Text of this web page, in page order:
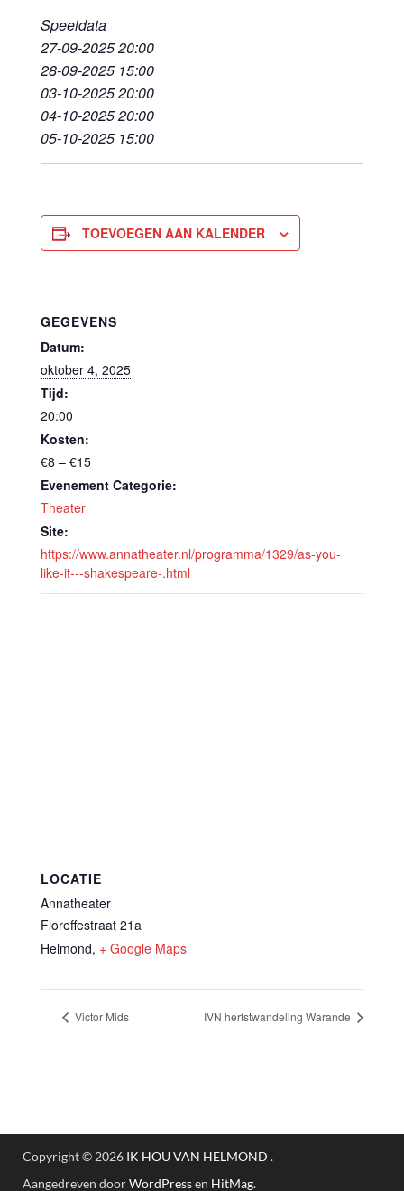
Speeldata
27-09-2025 20:00
28-09-2025 15:00
03-10-2025 20:00
04-10-2025 20:00
05-10-2025 15:00
TOEVOEGEN AAN KALENDER
GEGEVENS
Datum:
oktober 4, 2025
Tijd:
20:00
Kosten:
€8 – €15
Evenement Categorie:
Theater
Site:
https://www.annatheater.nl/programma/1329/as-you-
like-it---shakespeare-.html
LOCATIE
Annatheater
Floreffestraat 21a
Helmond, + Google Maps
Victor Mids IVN herfstwandeling Warande
Copyright © 2026 IK HOU VAN HELMOND .
Aangedreven doorWordPressen HitMag.